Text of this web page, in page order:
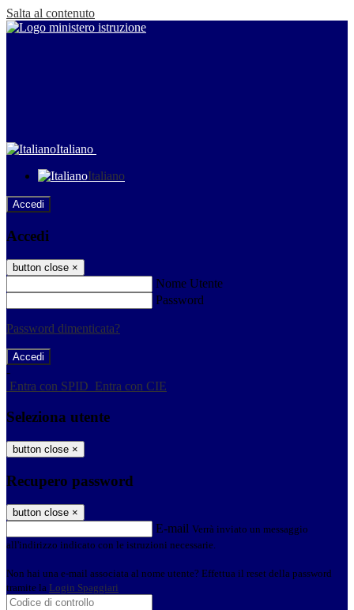
Salta al contenuto
Italiano
Italiano
Accedi
Accedi
button close ×
Nome Utente
Password
Password dimenticata?
-
Entra con SPID Entra con CIE
Seleziona utente
button close ×
Recupero password
button close ×
E-mail Verrà inviato un messaggio
all'indirizzo indicato con le istruzioni necessarie.
Non hai una e-mail associata al nome utente? Effettua il reset della password
tramite la Login Spaggiari